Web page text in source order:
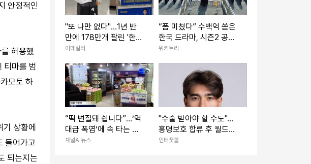
안정적인
허용했
티마를 범
모토 하
상황에
들어가고
되는지는
"또 나만 없다"…1년 반
만에 178만개 팔린 '한국
가방'
이데일리
“폼 미쳤다” 수백억 쏟은
한국 드라마, 시즌2 공개
도 전에 반응 터졌다
위키트리
“떡 변질돼 쉽니다”…‘역
대급 폭염’에 속 타는 골
목상권
채널A 뉴스
"수술 받아야 할 수도"...
홍명보호 합류 후 월드컵
악몽→심각한 어깨 부상!
인터풋볼